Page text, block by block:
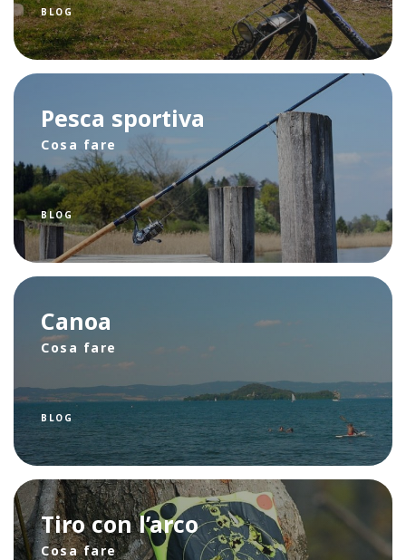
BLOG
Pesca sportiva
Cosa fare
BLOG
Canoa
Cosa fare
BLOG
Tiro con l’arco
Cosa fare